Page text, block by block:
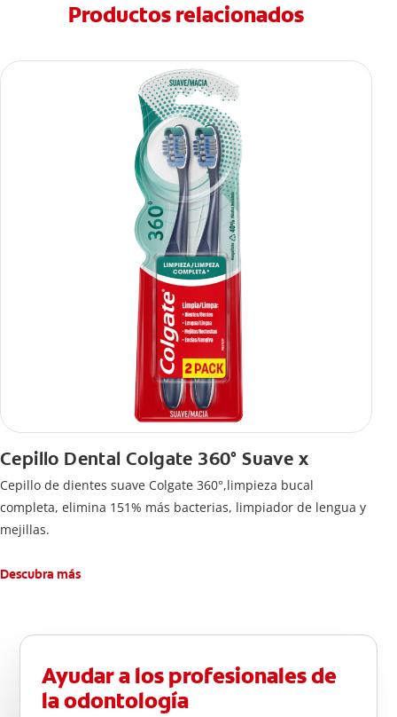
Productos relacionados
Cepillo Dental Colgate 360° Suave x
Cepillo de dientes suave Colgate 360°,limpieza bucal
completa, elimina 151% más bacterias, limpiador de lengua y
mejillas.
Descubra más
Ayudar a los profesionales de
la odontología